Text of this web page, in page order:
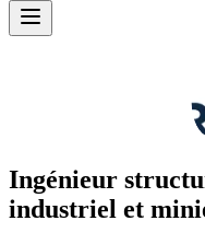
Ingénieur
industriel et